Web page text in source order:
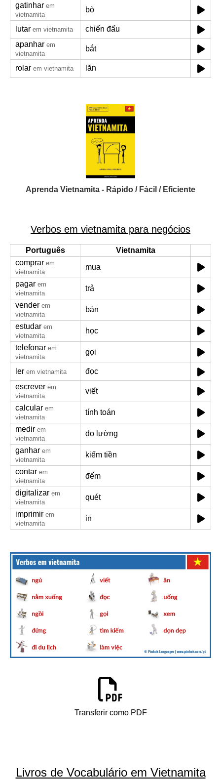
gatinhar em
vietnamita
bò
lutar em vietnamita
chiến đấu
apanhar em
vietnamita
bắt
rolar em vietnamita lăn
Aprenda Vietnamita - Rápido / Fácil / Eficiente
Verbos em vietnamita para negócios
Português
Vietnamita
comprar em
vietnamita
mua
pagar em
vietnamita
trả
vender em
vietnamita
bán
estudar em
vietnamita
học
telefonar em
vietnamita
gọi
ler em vietnamita
đọc
escrever em
vietnamita
viết
calcular em
vietnamita
tính toán
medir em
vietnamita
đo lường
ganhar em
vietnamita
kiếm tiền
contar em
vietnamita
đếm
digitalizar em
vietnamita
quét
imprimir em
vietnamita
in
Transferir como PDF
Livros de Vocabulário em Vietnamita